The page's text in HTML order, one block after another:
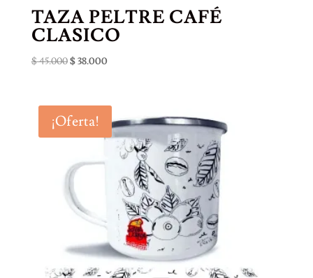
TAZA PELTRE CAFÉ
CLASICO
$45.000El
era:
$ 45.000.
$38.000El
es:
$ 38.000.
¡Oferta!